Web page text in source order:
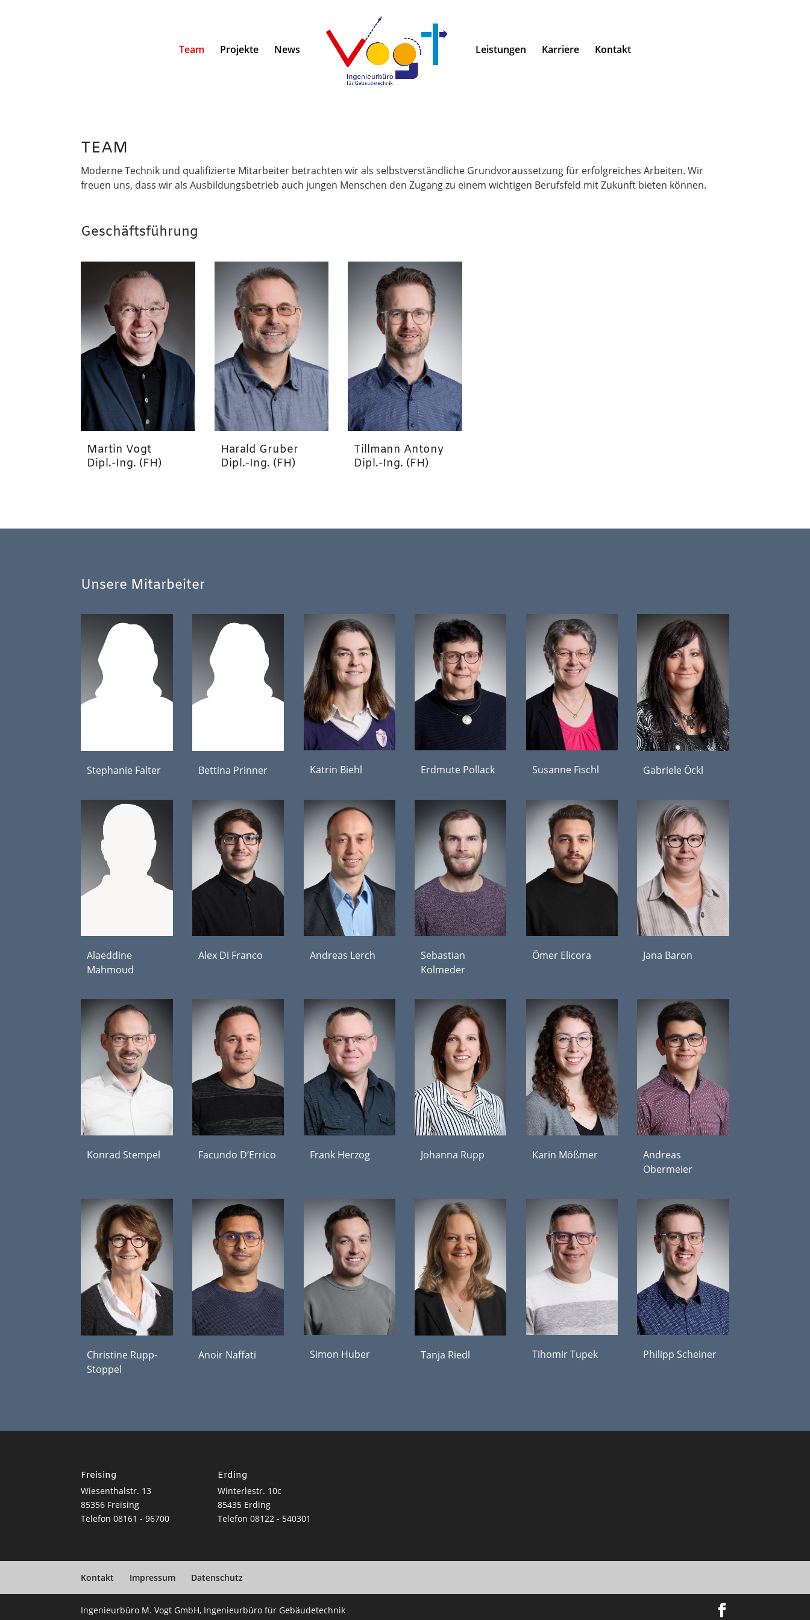
Team Projekte News Leistungen Karriere Kontakt
TEAM
Moderne Technik und qualifizierte Mitarbeiter betrachten wir als selbstverständliche Grundvoraussetzung für erfolgreiches Arbeiten. Wir
freuen uns, dass wir als Ausbildungsbetrieb auch jungen Menschen den Zugang zu einem wichtigen Berufsfeld mit Zukunft bieten können.
Geschäftsführung
Martin Vogt
Dipl.-Ing. (FH)
Harald Gruber
Dipl.-Ing. (FH)
Tillmann Antony
Dipl.-Ing. (FH)
Unsere Mitarbeiter
Stephanie Falter Bettina Prinner Katrin Biehl Erdmute Pollack Susanne Fischl Gabriele Öckl
Alaeddine
Mahmoud
Alex Di Franco Andreas Lerch
Sebastian
Kolmeder
Ömer Elicora Jana Baron
Konrad Stempel Facundo D‘Errico Frank Herzog Johanna Rupp Karin Mößmer
Andreas
Obermeier
Christine Rupp-
Stoppel
Anoir Naffati Simon Huber Tanja Riedl Tihomir Tupek Philipp Scheiner
Freising
Wiesenthalstr. 13
85356 Freising
Telefon08161 - 96700
Erding
Winterlestr. 10c
85435 Erding
Telefon08122 - 540301
Kontakt Impressum Datenschutz
Ingenieurbüro M. Vogt GmbH, Ingenieurbüro für Gebäudetechnik